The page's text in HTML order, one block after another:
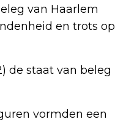
van Haarlem
en trots op
de staat van beleg
vormden een